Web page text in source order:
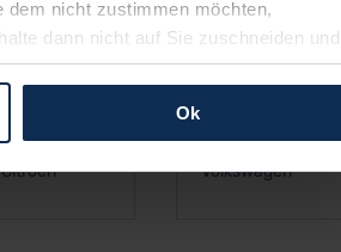
dem nicht zustimmen möchten,
dann nicht auf Sie zuschneiden und
die Einstellungen jederzeit anpassen
zu lassen. Soweit eine
Ok
Citroen Volkswagen